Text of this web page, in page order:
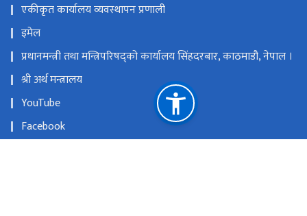
एकीकृत कार्यालय व्यवस्थापन प्रणाली
इमेल
प्रधानमन्त्री तथा मन्त्रिपरिषद्को कार्यालय सिंहदरबार, काठमाडौ, नेपाल ।
श्री अर्थ मन्त्रालय
YouTube
Facebook